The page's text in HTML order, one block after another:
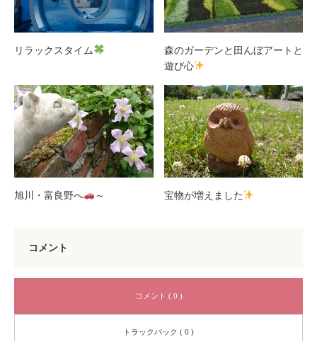
リラックスタイム
森のガーデンと田んぼアートと
遊び心
旭川・富良野へ ～ 宝物が増えました
コメント
コメント ( 0 )
トラックバック ( 0 )